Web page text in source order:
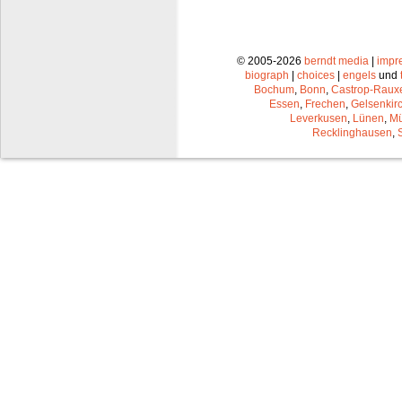
© 2005-2026 berndt media |
biograph | choices | engels und
Bochum Bonn Castrop-
Essen Frechen
Leverkusen Lünen
Recklinghausen